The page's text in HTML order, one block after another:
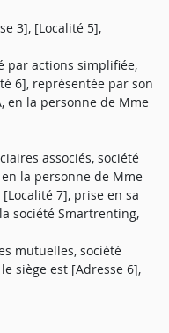
3], [Localité 5],
par actions simplifiée,
6], représentée par son
en la personne de Mme
associés, société
la personne de Mme
7], prise en sa
société Smartrenting,
mutuelles, société
siège est [Adresse 6],